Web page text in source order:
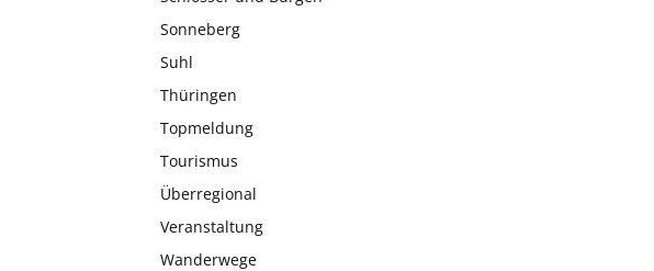
Sonneberg
Suhl
Thüringen
Topmeldung
Tourismus
Überregional
Veranstaltung
Wanderwege